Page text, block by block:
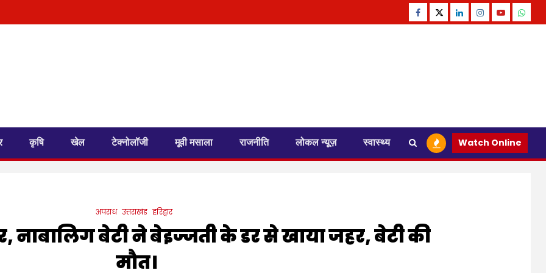
Facebook
TwitterLinkedinInstagram
Youtube
कृषि खेल टेक्नोलॉजी मूवी मसाला राजनीति लोकल न्यूज़ स्वास्थ्य Watch Online
अपराध उत्तराखंड हरिद्वार
नाबालिग बेटी ने बेइज्जती के डर से खाया जहर, बेटी की
मौत।